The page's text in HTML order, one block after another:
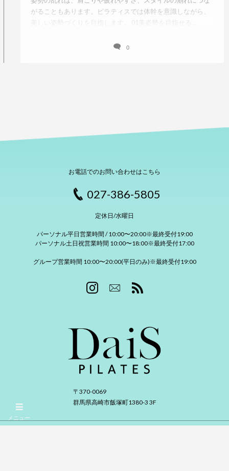
がることもあります。ピラティスでは体幹を意識しながら、
美しい姿勢づくりを目指します。 01美姿勢を目指せる...
0
メニュー
お電話でのお問い合わせはこちら
027-386-5805
定休日/水曜日
パーソナル平日営業時間 / 10:00〜20:00※最終受付19:00
パーソナル土日祝営業時間 10:00〜18:00※最終受付17:00
グループ営業時間 10:00〜20:00(平日のみ)※最終受付19:00
〒370-0069
群馬県高崎市飯塚町1380-3 3F